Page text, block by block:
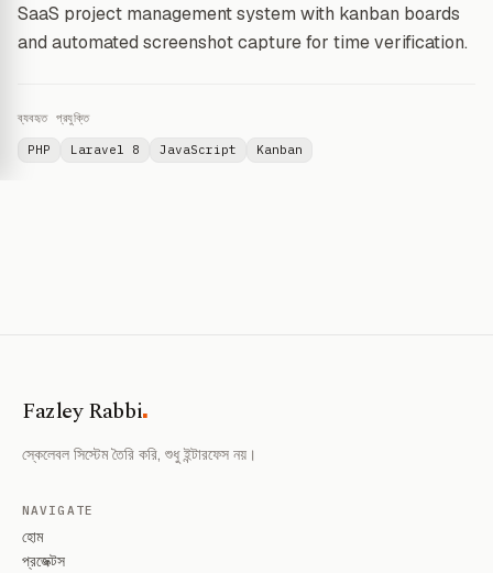
SaaS project management system with kanban boards
and automated screenshot capture for time verification.
ব্যবহৃত প্রযুক্তি
PHP Laravel 8 JavaScript Kanban
Fazley Rabbi.
স্কেলেবল সিস্টেম তৈরি করি, শুধু ইন্টারফেস নয়।
NAVIGATE
হোম
প্রজেক্টস